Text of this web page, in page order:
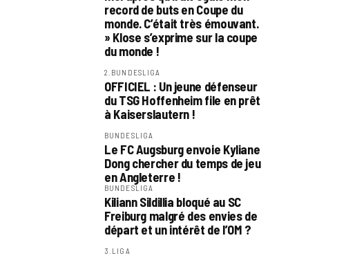
record de buts en Coupe du
monde. C’était très émouvant.
» Klose s’exprime sur la coupe
du monde !
2.BUNDESLIGA
OFFICIEL : Un jeune défenseur
du TSG Hoffenheim file en prêt
à Kaiserslautern !
BUNDESLIGA
Le FC Augsburg envoie Kyliane
Dong chercher du temps de jeu
en Angleterre !
BUNDESLIGA
Kiliann Sildillia bloqué au SC
Freiburg malgré des envies de
départ et un intérêt de l’OM ?
3.LIGA